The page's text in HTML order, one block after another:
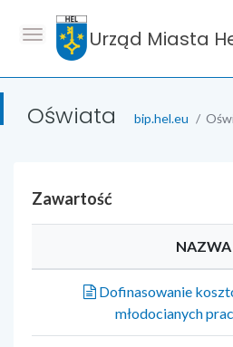
Urząd Miasta
Oświata bip.hel.eu
Zawartość
NAZWA
Dofinasowanie
młodocianych